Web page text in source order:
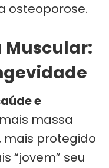
osteoporose.
Muscular:
e
massa
mais protegido
“jovem” seu